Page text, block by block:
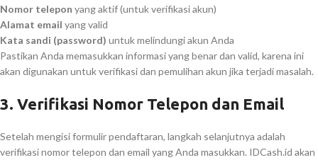
Nomor telepon yang aktif (untuk verifikasi akun)
Alamat email yang valid
Kata sandi (password) untuk melindungi akun Anda
Pastikan Anda memasukkan informasi yang benar dan valid, karena ini
akan digunakan untuk verifikasi dan pemulihan akun jika terjadi masalah.
3. Verifikasi Nomor Telepon dan Email
Setelah mengisi formulir pendaftaran, langkah selanjutnya adalah
verifikasi nomor telepon dan email yang Anda masukkan. IDCash.id akan